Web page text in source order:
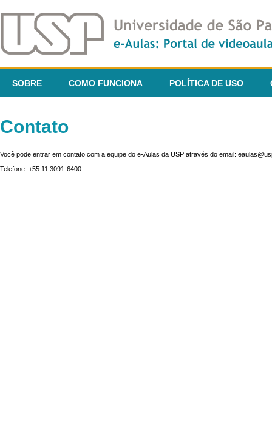
SOBRE COMO FUNCIONA POLÍTICA DE USO
Contato
Você pode entrar em contato com a equipe do e-Aulas da USP através do email:
Telefone: +55 11 3091-6400.